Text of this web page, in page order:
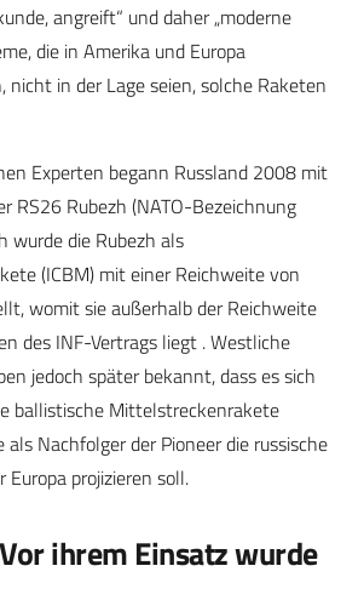
angreift“ und daher „moderne
die in Amerika und Europa
in der Lage seien, solche Raketen
Experten begann Russland 2008 mit
RS26 Rubezh (NATO-Bezeichnung
wurde die Rubezh als
(ICBM) mit einer Reichweite von
womit sie außerhalb der Reichweite
des INF-Vertrags liegt . Westliche
jedoch später bekannt, dass es sich
ballistische Mittelstreckenrakete
als Nachfolger der Pioneer die russische
projizieren soll.
ihrem Einsatz wurde